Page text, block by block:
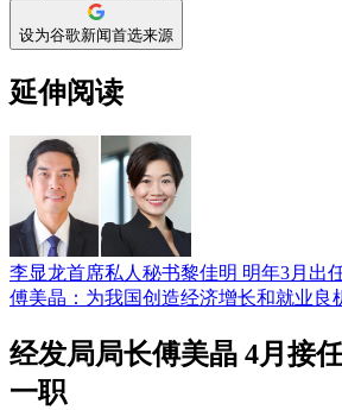
设为谷歌新闻首选来源
延伸阅读
李显龙首席私人秘书黎佳明 明年3月出
傅美晶：为我国创造经济增长和就业良
经发局局长傅美晶 4月接
一职